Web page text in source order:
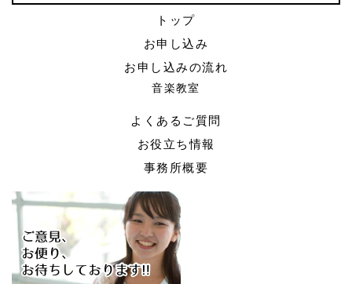
トップ
お申し込み
お申し込みの流れ
音楽教室
よくあるご質問
お役立ち情報
事務所概要